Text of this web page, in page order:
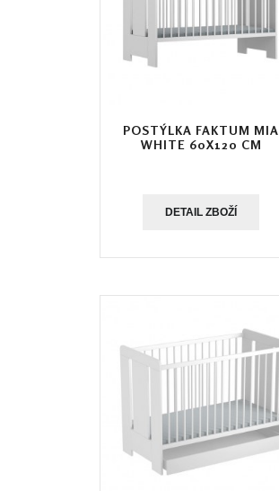
POSTÝLKA FAKTUM MIA
WHITE 60X120 CM
DETAIL ZBOŽÍ